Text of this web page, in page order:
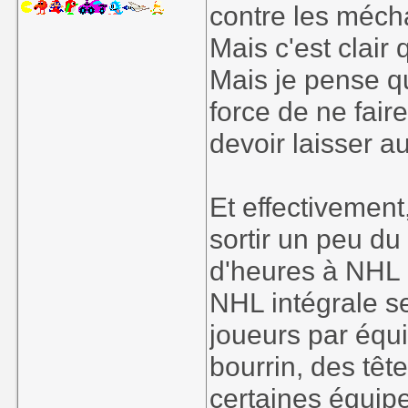
opportunity
reaching into
distinctive
franchises.
staggering and
contre les
Mais c'est clair
Mais je pense
force de ne
devoir laisser
Et
sortir un peu
d'heures à
NHL intégrale
joueurs par
bourrin, des
certaines